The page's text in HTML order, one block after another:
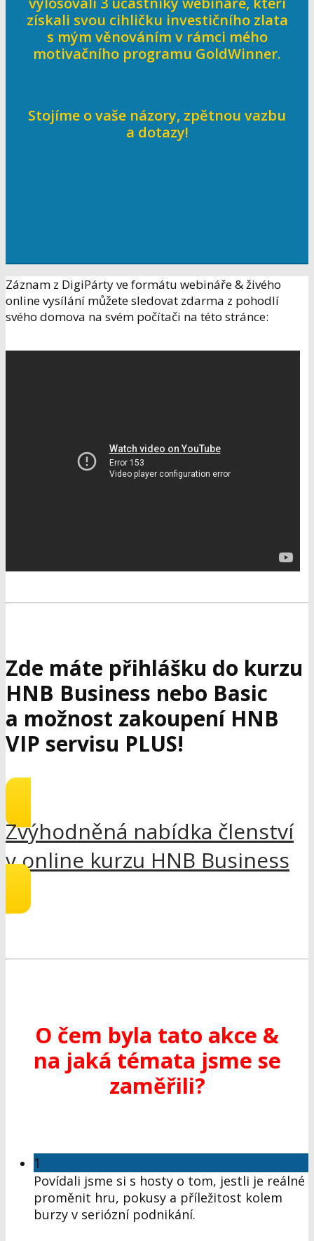
získali svou cihličku investičního zlata
s mým věnováním v rámci mého
motivačního programu GoldWinner.
Stojíme o vaše názory, zpětnou vazbu
a dotazy!
Záznam z DigiPárty ve formátu webináře & živého
online vysílání můžete sledovat zdarma z pohodlí
svého domova na svém počítači na této stránce:
Zde máte přihlášku do kurzu
HNB Business nebo Basic
a možnost zakoupení HNB
VIP servisu PLUS!
Zvýhodněná nabídka členství
v online kurzu HNB Business
O čem byla tato akce &
na jaká témata jsme se
zaměřili?
1
Povídali jsme si s hosty o tom, jestli je reálné
proměnit hru, pokusy a příležitost kolem
burzy v seriózní podnikání.